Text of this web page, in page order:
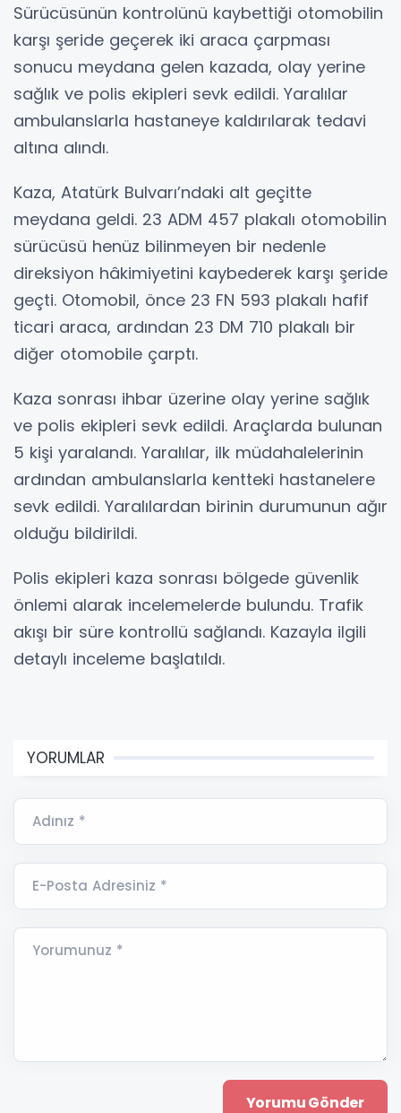
Sürücüsünün kontrolünü kaybettiği otomobilin
karşı şeride geçerek iki araca çarpması
sonucu meydana gelen kazada, olay yerine
sağlık ve polis ekipleri sevk edildi. Yaralılar
ambulanslarla hastaneye kaldırılarak tedavi
altına alındı.
Kaza, Atatürk Bulvarı’ndaki alt geçitte
meydana geldi. 23 ADM 457 plakalı otomobilin
sürücüsü henüz bilinmeyen bir nedenle
direksiyon hâkimiyetini kaybederek karşı şeride
geçti. Otomobil, önce 23 FN 593 plakalı hafif
ticari araca, ardından 23 DM 710 plakalı bir
diğer otomobile çarptı.
Kaza sonrası ihbar üzerine olay yerine sağlık
ve polis ekipleri sevk edildi. Araçlarda bulunan
5 kişi yaralandı. Yaralılar, ilk müdahalelerinin
ardından ambulanslarla kentteki hastanelere
sevk edildi. Yaralılardan birinin durumunun ağır
olduğu bildirildi.
Polis ekipleri kaza sonrası bölgede güvenlik
önlemi alarak incelemelerde bulundu. Trafik
akışı bir süre kontrollü sağlandı. Kazayla ilgili
detaylı inceleme başlatıldı.
YORUMLAR
Adınız *
E-Posta Adresiniz *
Yorumunuz *